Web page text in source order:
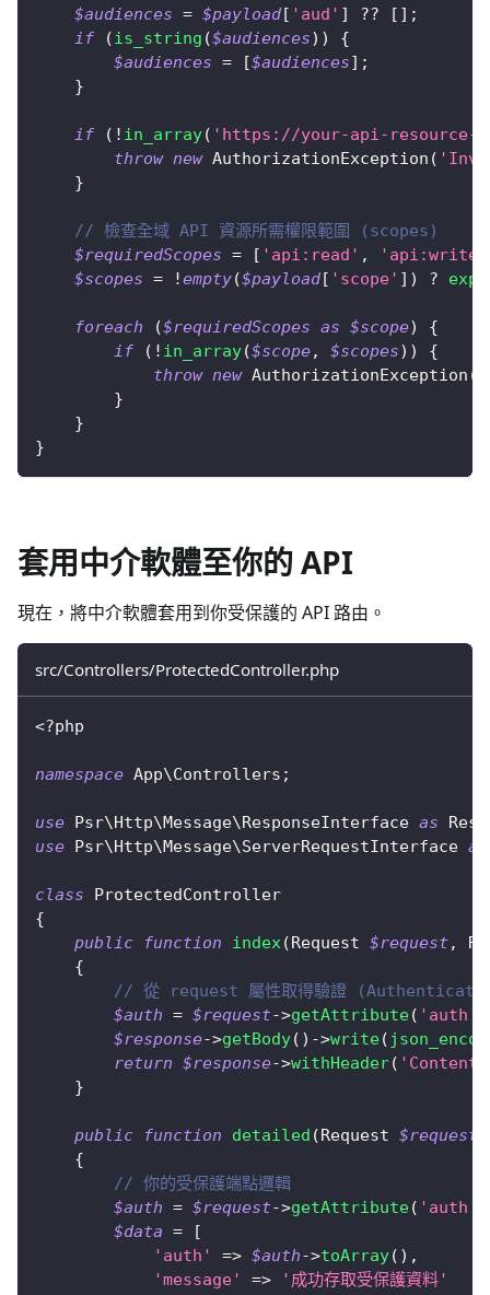
$audiences = $payload[ 'aud' ] ?? [ ] ;
if
(is_string ($audiences) )
{
$audiences = [$audiences] ;
}
if ( ! in_array( 'https://your-api-resource-
throw new AuthorizationException (
}
// 檢查全域 API 資源所需權限範圍 (scopes)
$requiredScopes = [ 'api:read' , 'api:write'
$scopes = !empty($payload[ 'scope' ] ) ?
foreach ($requiredScopes as $scope)
{
if
( ! in_array($scope, $scopes) )
{
throw new AuthorizationException (
}
}
}
套用中介軟體至你的 API
現在，將中介軟體套用到你受保護的 API 路由。
src/Controllers/ProtectedController.php
<?php
namespace App\Controllers ;
use Psr\Http\Message\ResponseInterface as
use Psr\Http\Message\ServerRequestInterface as
class
ProtectedController
{
public
function index (Request $request,
{
// 從 request 屬性取得驗證
$auth = $request->getAttribute( 'auth'
$response->getBody( ) ->write(
return $response->withHeader(
}
public function detailed (Request $request
{
// 你的受保護端點邏輯
$auth = $request->getAttribute( 'auth'
$data =
[
'auth'
=> $auth->toArray( ) ,
'message'
=>
'成功存取受保護資料'